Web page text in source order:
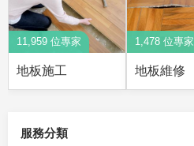
11,959 位專家
地板施工
1,478 位專家
地板維修
服務分類